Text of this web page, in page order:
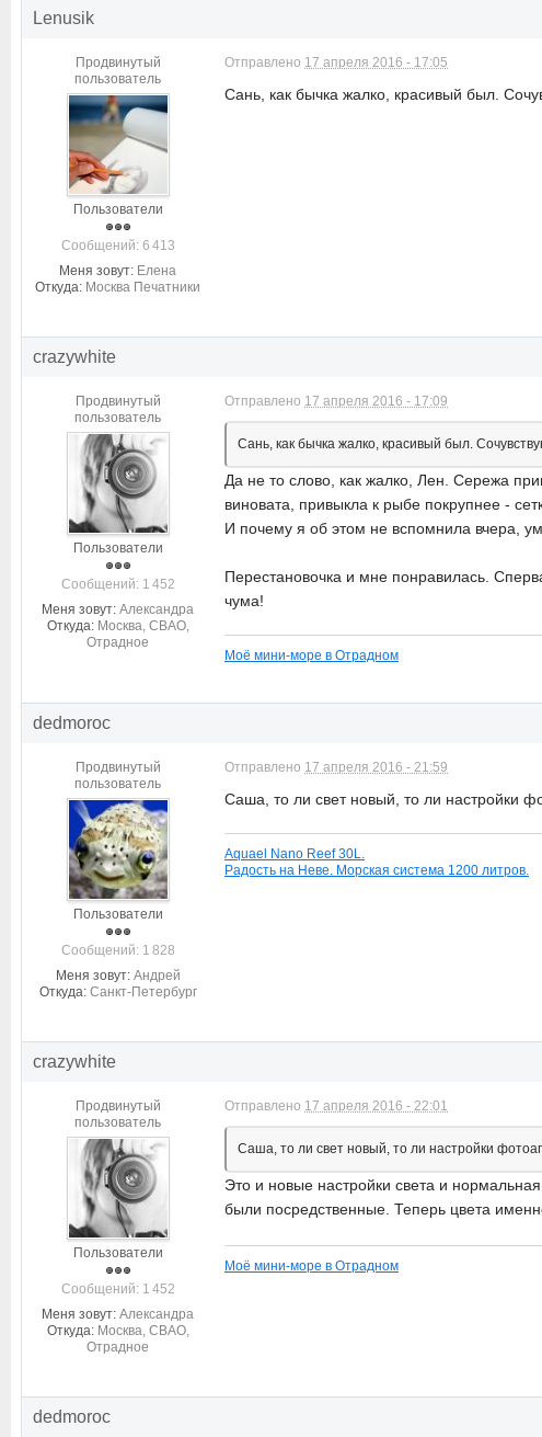
Lenusik
Продвинутый
пользователь
Пользователи
Cообщений: 6 413
Меня зовут: Елена
Откуда: Москва Печатники
Отправлено 17 апреля 2016 - 17:05
Сань, как бычка жалко, красивый был.
crazywhite
Продвинутый
пользователь
Пользователи
Cообщений: 1 452
Меня зовут: Александра
Откуда: Москва, СВАО,
Отрадное
Отправлено 17 апреля 2016 - 17:09
Сань, как бычка жалко, красивый был.
Да не то слово, как жалко, Лен. Сережа
виновата, привыкла к рыбе покрупнее -
И почему я об этом не вспомнила вчера,
Перестановочка и мне понравилась.
чума!
Моё мини-море в Отрадном
dedmoroc
Продвинутый
пользователь
Пользователи
Cообщений: 1 828
Меня зовут: Андрей
Откуда: Санкт-Петербург
Отправлено 17 апреля 2016 - 21:59
Саша, то ли свет новый, то ли настройки
Aquael Nano Reef 30L.
Радость на Неве. Морская система 1200 литров.
crazywhite
Продвинутый
пользователь
Пользователи
Cообщений: 1 452
Меня зовут: Александра
Откуда: Москва, СВАО,
Отрадное
Отправлено 17 апреля 2016 - 22:01
Саша, то ли свет новый, то ли настройки
Это и новые настройки света и
были посредственные. Теперь цвета
Моё мини-море в Отрадном
dedmoroc